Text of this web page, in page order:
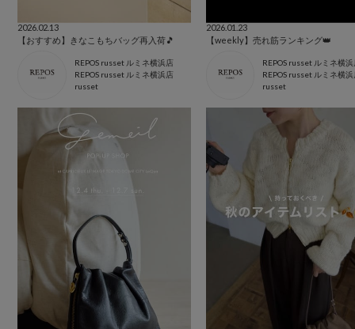
2026.02.13
【おすすめ】きなこもちバッグ再入荷🎵
REPOS russet ルミネ横浜店
REPOS russet ルミネ横浜店
russet
2026.01.23
【weekly】売れ筋ランキング👑
REPOS russet ルミネ横
REPOS russet ルミネ横
russet